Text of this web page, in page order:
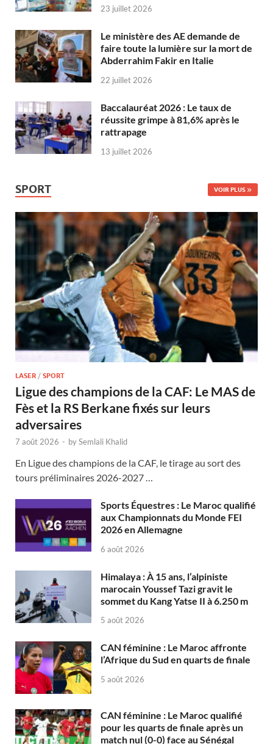
23 juillet 2026
Le ministère des AE demande de
faire toute la lumière sur la mort de
Abderrahim Fakir en Italie
22 juillet 2026
Baccalauréat 2026 : Le taux de
réussite grimpe à 81,6% après le
rattrapage
13 juillet 2026
SPORT VOIR PLUS
LASER / SPORT
Ligue des champions de la CAF: Le MAS de
Fès et la RS Berkane fixés sur leurs
adversaires
7 août 2026 - bySemlali Khalid
En Ligue des champions de la CAF, le tirage au sort des
tours préliminaires 2026-2027 …
Sports Équestres : Le Maroc qualifié
aux Championnats du Monde FEI
2026 en Allemagne
6 août 2026
Himalaya : À 15 ans, l’alpiniste
marocain Youssef Tazi gravit le
sommet du Kang Yatse II à 6.250 m
5 août 2026
CAN féminine : Le Maroc affronte
l’Afrique du Sud en quarts de finale
5 août 2026
CAN féminine : Le Maroc qualifié
pour les quarts de finale après un
match nul (0-0) face au Sénégal